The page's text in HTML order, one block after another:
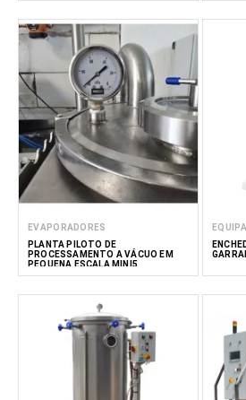
EVAPORADORES
PLANTA PILOTO DE
PROCESSAMENTO A VÁCUO EM
PEQUENA ESCALA MINI5